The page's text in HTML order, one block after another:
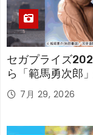
セガプライズ
ら「範馬勇次郎
7月 29, 2026